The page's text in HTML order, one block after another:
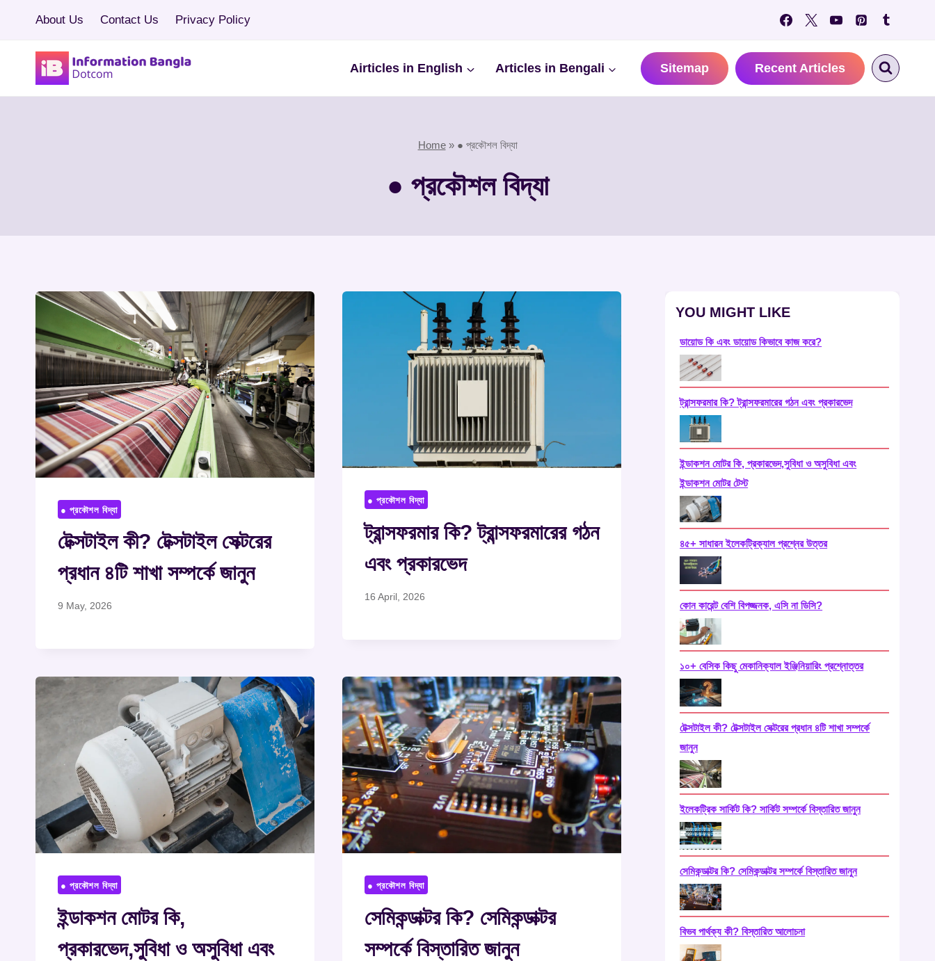
content
About Us Contact Us Privacy Policy
Airticles in English Articles in Bengali Sitemap Recent Articles
Home» ● প্রকৌশল বিদ্যা
● প্রকৌশল বিদ্যা
● প্রকৌশল বিদ্যা
টেক্সটাইল কী? টেক্সটাইল সেক্টরের
প্রধান ৪টি শাখা সম্পর্কে জানুন
9 May, 2026
● প্রকৌশল বিদ্যা
ট্রান্সফরমার কি? ট্রান্সফরমারের গঠন
এবং প্রকারভেদ
16 April, 2026
● প্রকৌশল বিদ্যা
ইন্ডাকশন মোটর কি,
প্রকারভেদ,সুবিধা ও অসুবিধা এবং
● প্রকৌশল বিদ্যা
সেমিকন্ডাক্টর কি? সেমিকন্ডাক্টর
সম্পর্কে বিস্তারিত জানুন
YOU MIGHT LIKE
ডায়োড কি এবং ডায়োড কিভাবে কাজ করে?
ট্রান্সফরমার কি? ট্রান্সফরমারের গঠন এবং প্রকারভেদ
ইন্ডাকশন মোটর কি, প্রকারভেদ,সুবিধা ও অসুবিধা এবং
ইন্ডাকশন মোটর টেস্ট
৪৫+ সাধারন ইলেকট্রিক্যাল প্রশ্নের উত্তর
কোন কারেন্ট বেশি বিপজ্জনক, এসি না ডিসি?
১০+ বেসিক কিছু মেকানিক্যাল ইঞ্জিনিয়ারিং প্রশ্নোত্তর
টেক্সটাইল কী? টেক্সটাইল সেক্টরের প্রধান ৪টি শাখা সম্পর্কে
জানুন
ইলেকট্রিক সার্কিট কি? সার্কিট সম্পর্কে বিস্তারিত জানুন
সেমিকন্ডাক্টর কি? সেমিকন্ডাক্টর সম্পর্কে বিস্তারিত জানুন
বিভব পার্থক্য কী? বিস্তারিত আলোচনা